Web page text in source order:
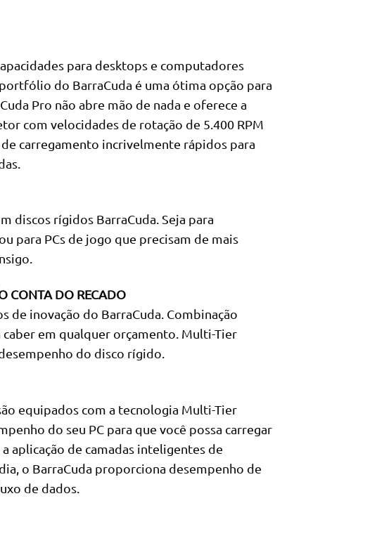
para desktops e computadores
do BarraCuda é uma ótima opção para
Pro não abre mão de nada e oferece a
com velocidades de rotação de 5.400 RPM
carregamento incrivelmente rápidos para
discos rígidos BarraCuda. Seja para
para PCs de jogo que precisam de mais
CONTA DO RECADO
de inovação do BarraCuda. Combinação
em qualquer orçamento. Multi-Tier
do disco rígido.
equipados com a tecnologia Multi-Tier
do seu PC para que você possa carregar
aplicação de camadas inteligentes de
o BarraCuda proporciona desempenho de
de dados.